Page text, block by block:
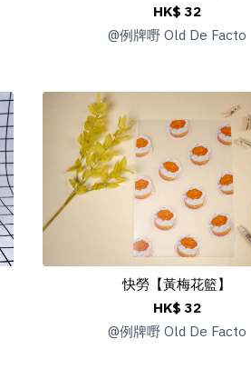
HK$ 32
@例牌嘢 Old De Facto
快勞【黃梅花籃】
HK$ 32
@例牌嘢 Old De Facto